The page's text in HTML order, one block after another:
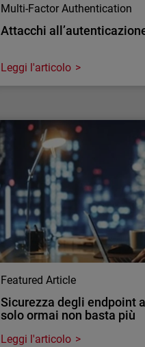
Multi-Factor Authentication
Attacchi
Attacchi
Il tasso di adozione della
Ecco come convincere i
Leggi l'articolo
Featured Article
Sicurezza degli endpoint
solo ormai non basta più
Leggi l'articolo